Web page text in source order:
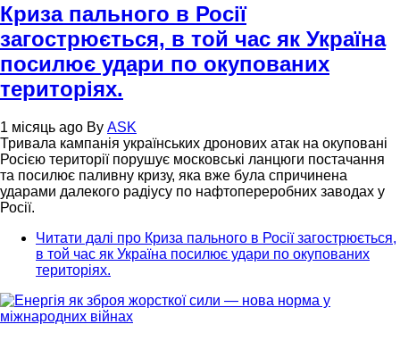
Криза пального в Росії
загострюється, в той час як Україна
посилює удари по окупованих
територіях.
1 місяць ago By ASK
Тривала кампанія українських дронових атак на окуповані
Росією території порушує московські ланцюги постачання
та посилює паливну кризу, яка вже була спричинена
ударами далекого радіусу по нафтопереробних заводах у
Росії.
Читати далі про Криза пального в Росії загострюється,
в той час як Україна посилює удари по окупованих
територіях.